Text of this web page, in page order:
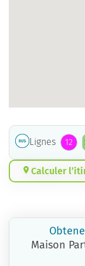
Lignes 12
Calculer
Maison